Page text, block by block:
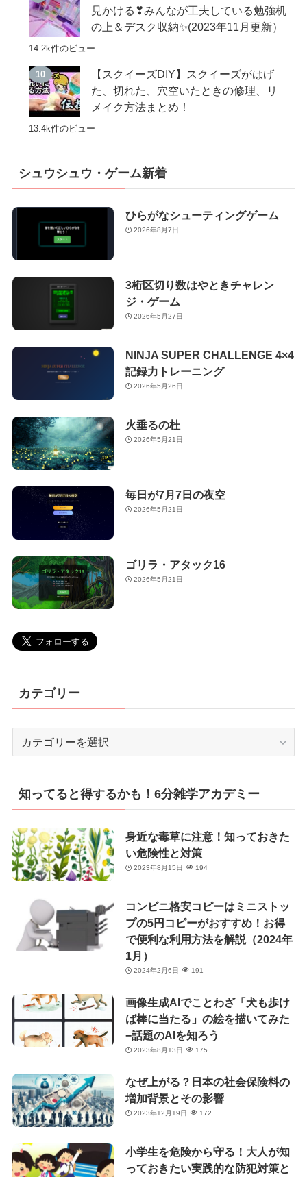
見かける❣みんなが工夫している勉強机
の上＆デスク収納✨(2023年11月更新）
14.2k件のビュー
【スクイーズDIY】スクイーズがはげ
た、切れた、穴空いたときの修理、リ
メイク方法まとめ！
13.4k件のビュー
シュウシュウ・ゲーム新着
ひらがなシューティングゲーム
2026年8月7日
3桁区切り数はやときチャレン
ジ・ゲーム
2026年5月27日
NINJA SUPER CHALLENGE 4×4
記録力トレーニング
2026年5月26日
火垂るの杜
2026年5月21日
毎日が7月7日の夜空
2026年5月21日
ゴリラ・アタック16
2026年5月21日
カテゴリー
リ
ー
知ってると得するかも！6分雑学アカデミー
身近な毒草に注意！知っておきた
い危険性と対策
2023年8月15日 194
コンビニ格安コピーはミニストッ
プの5円コピーがおすすめ！お得
で便利な利用方法を解説（2024年
1月）
2024年2月6日 191
画像生成AIでことわざ「犬も歩け
ば棒に当たる」の絵を描いてみた
−話題のAIを知ろう
2023年8月13日 175
なぜ上がる？日本の社会保険料の
増加背景とその影響
2023年12月19日 172
小学生を危険から守る！大人が知
っておきたい実践的な防犯対策と